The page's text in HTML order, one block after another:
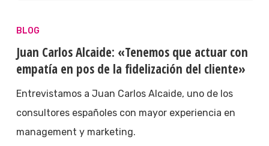
BLOG
Juan Carlos Alcaide: «Tenemos que actuar con
empatía en pos de la fidelización del cliente»
Entrevistamos a Juan Carlos Alcaide, uno de los
consultores españoles con mayor experiencia en
management y marketing.